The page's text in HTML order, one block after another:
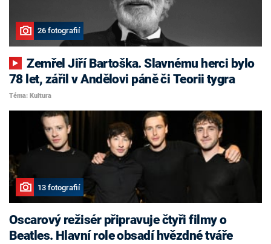
26 fotografií
Zemřel Jiří Bartoška. Slavnému herci bylo
78 let, zářil v Andělovi páně či Teorii tygra
Téma: Kultura
13 fotografií
Oscarový režisér připravuje čtyři filmy o
Beatles. Hlavní role obsadí hvězdné tváře